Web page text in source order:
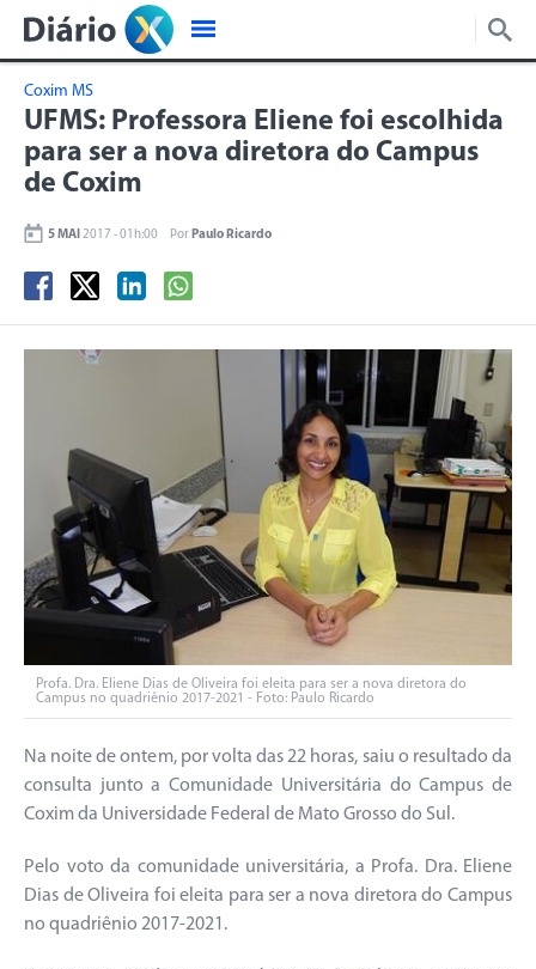
Coxim MS
UFMS: Professora Eliene foi escolhida
para ser a nova diretora do Campus
de Coxim
5 MAI 2017 - 01h:00 Por Paulo Ricardo
Profa. Dra. Eliene Dias de Oliveira foi eleita para ser a nova diretora do
Campus no quadriênio 2017-2021 - Foto: Paulo Ricardo
Na noite de ontem, por volta das 22 horas, saiu o resultado da
consulta junto a Comunidade Universitária do Campus de
Coxim da Universidade Federal de Mato Grosso do Sul.
Pelo voto da comunidade universitária, a Profa. Dra. Eliene
Dias de Oliveira foi eleita para ser a nova diretora do Campus
no quadriênio 2017-2021.